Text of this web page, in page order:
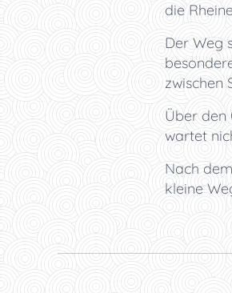
die
Der Weg
zwischen
Über den
wartet
Nach
kleine